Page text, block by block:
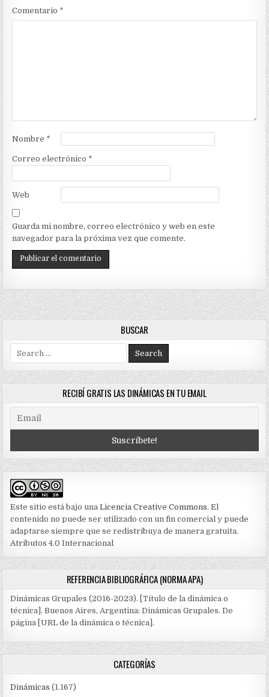
Comentario *
Nombre *
Correo electrónico *
Web
Guarda mi nombre, correo electrónico y web en este
navegador para la próxima vez que comente.
BUSCAR
for:
RECIBÍ GRATIS LAS DINÁMICAS EN TU EMAIL
Este sitio está bajo unaLicencia Creative Commons. El
contenido no puede ser utilizado con un fin comercial y puede
adaptarse siempre que se redistribuya de manera gratuita.
Atributos 4.0 Internacional
REFERENCIA BIBLIOGRÁFICA (NORMA APA)
Dinámicas Grupales (2016-2023). [Título de la dinámica o
técnica]. Buenos Aires, Argentina: Dinámicas Grupales. De
página [URL de la dinámica o técnica].
CATEGORÍAS
Dinámicas (1.167)